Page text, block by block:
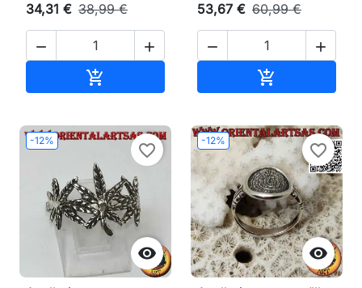
34,31 € 38,99 €
 

53,67 € 60,99 €
 

-12%

favorite_border
-12%

favorite_border